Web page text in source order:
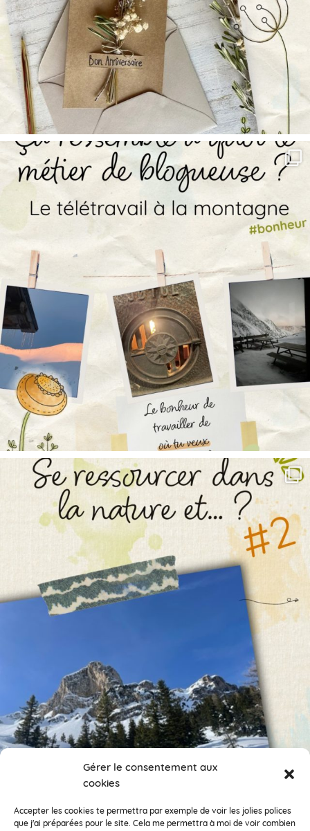
Gérer le consentement aux
cookies
Accepter les cookies te permettra par exemple de voir les jolies polices
que j'ai préparées pour le site. Cela me permettra à moi de voir combien
Encore des photos !